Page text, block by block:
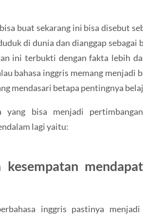
bisa buat sekarang ini bisa disebut
di dunia dan dianggap sebagai
ini terbukti dengan fakta lebih
bahasa inggris memang menjadi
mendasari betapa pentingnya
yang bisa menjadi
lagi yaitu:
kesempatan
inggris pastinya